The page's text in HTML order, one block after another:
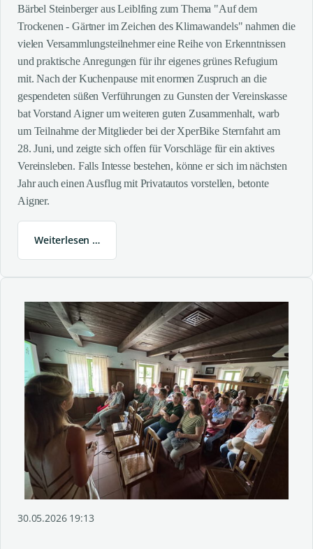
Bärbel Steinberger aus Leiblfing zum Thema "Auf dem
Trockenen - Gärtner im Zeichen des Klimawandels" nahmen die
vielen Versammlungsteilnehmer eine Reihe von Erkenntnissen
und praktische Anregungen für ihr eigenes grünes Refugium
mit. Nach der Kuchenpause mit enormen Zuspruch an die
gespendeten süßen Verführungen zu Gunsten der Vereinskasse
bat Vorstand Aigner um weiteren guten Zusammenhalt, warb
um Teilnahme der Mitglieder bei der XperBike Sternfahrt am
28. Juni, und zeigte sich offen für Vorschläge für ein aktives
Vereinsleben. Falls Intesse bestehen, könne er sich im nächsten
Jahr auch einen Ausflug mit Privatautos vorstellen, betonte
Aigner.
Weiterlesen …
30.05.2026 19:13